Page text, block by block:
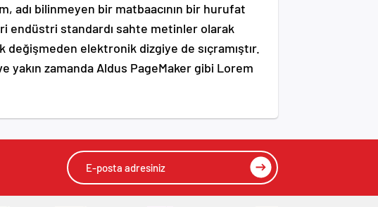
adı bilinmeyen bir matbaacının bir hurufat
endüstri standardı sahte metinler olarak
değişmeden elektronik dizgiye de sıçramıştır.
yakın zamanda Aldus PageMaker gibi Lorem